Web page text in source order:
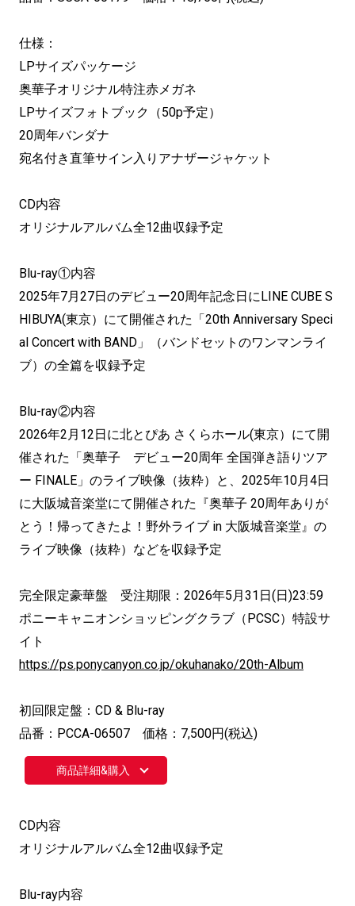
仕様：
LPサイズパッケージ
奥華子オリジナル特注赤メガネ
LPサイズフォトブック（50p予定）
20周年バンダナ
宛名付き直筆サイン入りアナザージャケット
CD内容
オリジナルアルバム全12曲収録予定
Blu-ray①内容
2025年7月27日のデビュー20周年記念日にLINE CUBE S
HIBUYA(東京）にて開催された「20th Anniversary Speci
al Concert with BAND」（バンドセットのワンマンライ
ブ）の全篇を収録予定
Blu-ray②内容
2026年2月12日に北とぴあ さくらホール(東京）にて開
催された「奥華子 デビュー20周年 全国弾き語りツア
ー FINALE」のライブ映像（抜粋）と、2025年10月4日
に大阪城音楽堂にて開催された『奥華子 20周年ありが
とう！帰ってきたよ！野外ライブ in 大阪城音楽堂』の
ライブ映像（抜粋）などを収録予定
完全限定豪華盤 受注期限：2026年5月31日(日)23:59
ポニーキャニオンショッピングクラブ（PCSC）特設サ
イト
https://ps.ponycanyon.co.jp/okuhanako/20th-Album
初回限定盤：CD & Blu-ray
品番：PCCA-06507 価格：7,500円(税込)
商品詳細&購入
CD内容
オリジナルアルバム全12曲収録予定
Blu-ray内容